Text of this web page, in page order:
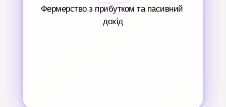
Фермерство з прибутком та пасивний
дохід